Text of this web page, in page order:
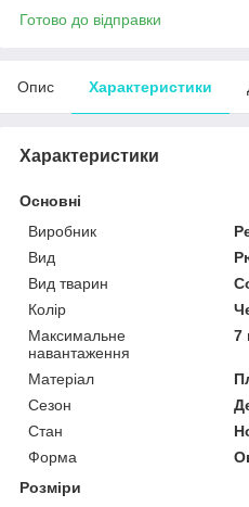
Готово до відправки
Опис Характеристики
Характеристики
Основні
Виробник
Вид
Вид тварин
Колір
Максимальне
навантаження
7
Матеріал
Сезон
Стан
Форма
Розміри